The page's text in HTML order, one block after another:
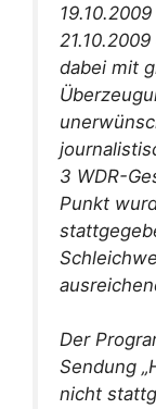
dabei mit
3 WDR-
Punkt
Der
Sendung
nicht